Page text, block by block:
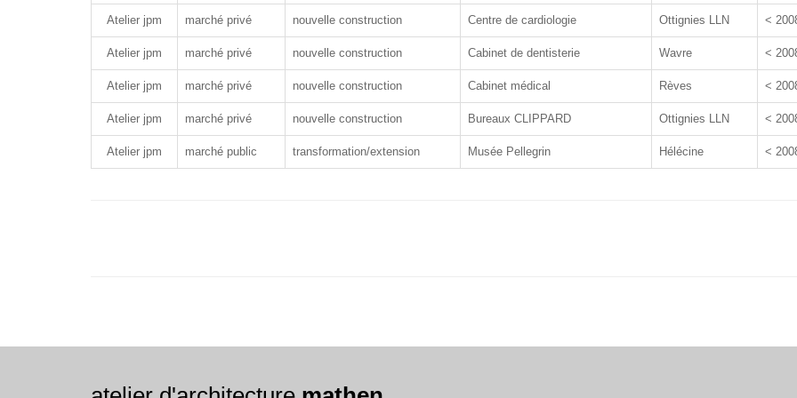
Atelier jpm marché privé nouvelle construction Centre de cardiologie Ottignies LLN <
Atelier jpm marché privé nouvelle construction Cabinet de dentisterie Wavre <
Atelier jpm marché privé nouvelle construction Cabinet médical Rèves <
Atelier jpm marché privé nouvelle construction Bureaux CLIPPARD Ottignies LLN <
Atelier jpm marché public transformation/extension Musée Pellegrin Hélécine <